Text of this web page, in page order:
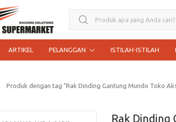
Search for:
ARTIKEL PELANGGAN ISTILAH-ISTILAH
Produk dengan tag “Rak Dinding Gantung Mundo Toko
Rak Dinding